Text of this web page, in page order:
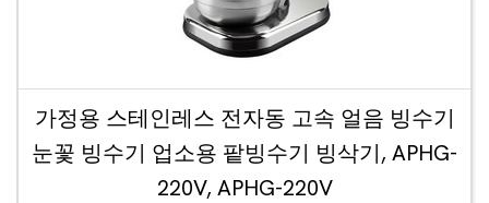
가정용 스테인레스 전자동 고속 얼음 빙수기
눈꽃 빙수기 업소용 팥빙수기 빙삭기, APHG-
220V, APHG-220V